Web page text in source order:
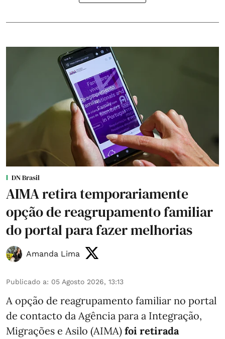
DN Brasil
AIMA retira temporariamente
opção de reagrupamento familiar
do portal para fazer melhorias
Amanda Lima
Publicado a: 05 Agosto 2026, 13:13
A opção de reagrupamento familiar no portal
de contacto da Agência para a Integração,
Migrações e Asilo (AIMA) foi retirada